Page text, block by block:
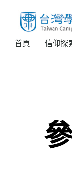
首頁 信仰探